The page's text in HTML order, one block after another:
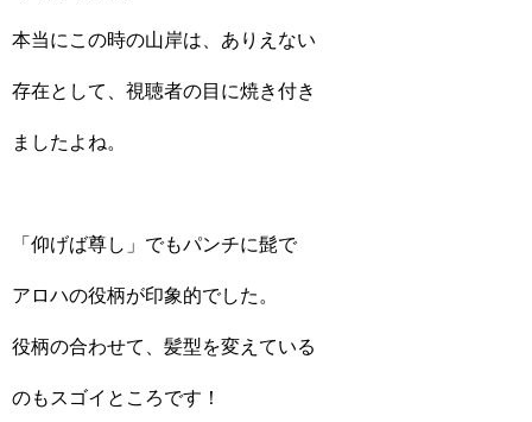
本当にこの時の山岸は、ありえない
存在として、視聴者の目に焼き付き
ましたよね。
「仰げば尊し」でもパンチに髭で
アロハの役柄が印象的でした。
役柄の合わせて、髪型を変えている
のもスゴイところです！